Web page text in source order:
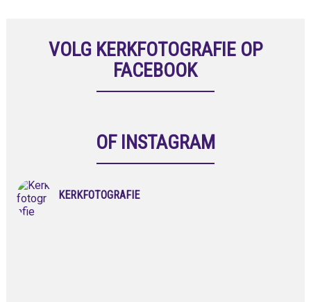
VOLG KERKFOTOGRAFIE OP
FACEBOOK
OF INSTAGRAM
KERKFOTOGRAFIE